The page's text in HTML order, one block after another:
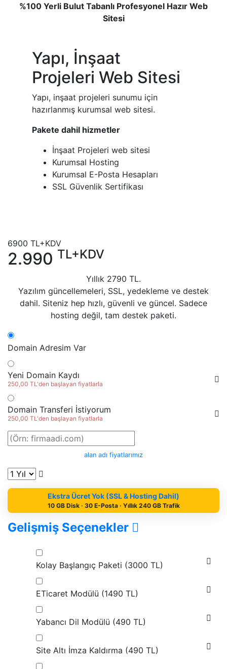
%100 Yerli Bulut Tabanlı Profesyonel Hazır Web
Sitesi
Yapı, İnşaat
Projeleri Web Sitesi
Yapı, inşaat projeleri sunumu için
hazırlanmış kurumsal web sitesi.
Pakete dahil hizmetler
İnşaat Projeleri web sitesi
Kurumsal Hosting
Kurumsal E-Posta Hesapları
SSL Güvenlik Sertifikası
6900 TL+KDV
2.990 TL+KDV
Yıllık 2790 TL.
Yazılım güncellemeleri, SSL, yedekleme ve destek
dahil. Siteniz hep hızlı, güvenli ve güncel. Sadece
hosting değil, tam destek paketi.
Domain Adresim Var
Yeni Domain Kaydı
250,00 TL'den başlayan fiyatlarla
Domain Transferi İstiyorum
250,00 TL'den başlayan fiyatlarla
alan adı fiyatlarımız
Ekstra Ücret Yok (SSL & Hosting Dahil)
10 GB Disk · 30 E-Posta · Yıllık 240 GB Trafik
Gelişmiş Seçenekler
Kolay Başlangıç Paketi (3000 TL)
ETicaret Modülü (1490 TL)
Yabancı Dil Modülü (490 TL)
Site Altı İmza Kaldırma (490 TL)